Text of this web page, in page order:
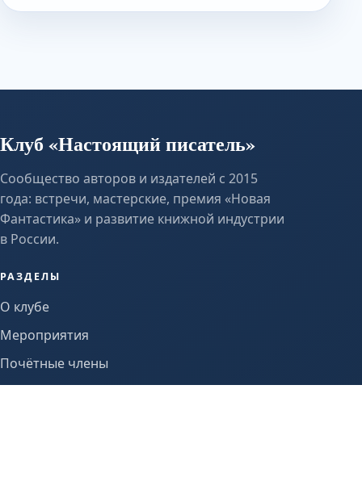
Клуб «Настоящий писатель»
Сообщество авторов и издателей с 2015
года: встречи, мастерские, премия «Новая
Фантастика» и развитие книжной индустрии
в России.
РАЗДЕЛЫ
О клубе
Мероприятия
Почётные члены
Проекты